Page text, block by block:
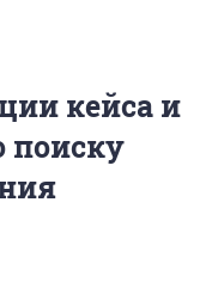
кейса и
поиску